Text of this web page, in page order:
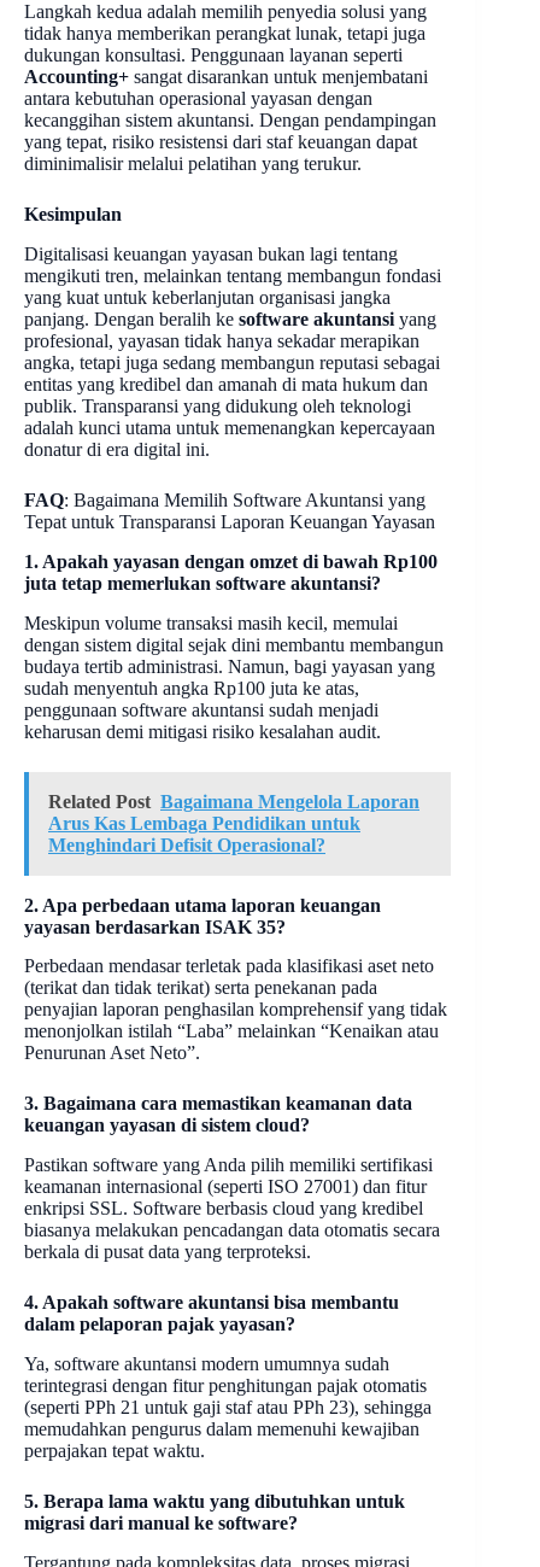
Langkah kedua adalah memilih penyedia solusi yang
tidak hanya memberikan perangkat lunak, tetapi juga
dukungan konsultasi. Penggunaan layanan seperti
Accounting+ sangat disarankan untuk menjembatani
antara kebutuhan operasional yayasan dengan
kecanggihan sistem akuntansi. Dengan pendampingan
yang tepat, risiko resistensi dari staf keuangan dapat
diminimalisir melalui pelatihan yang terukur.
Kesimpulan
Digitalisasi keuangan yayasan bukan lagi tentang
mengikuti tren, melainkan tentang membangun fondasi
yang kuat untuk keberlanjutan organisasi jangka
panjang. Dengan beralih ke software akuntansi yang
profesional, yayasan tidak hanya sekadar merapikan
angka, tetapi juga sedang membangun reputasi sebagai
entitas yang kredibel dan amanah di mata hukum dan
publik. Transparansi yang didukung oleh teknologi
adalah kunci utama untuk memenangkan kepercayaan
donatur di era digital ini.
FAQ: Bagaimana Memilih Software Akuntansi yang
Tepat untuk Transparansi Laporan Keuangan Yayasan
1. Apakah yayasan dengan omzet di bawah Rp100
juta tetap memerlukan software akuntansi?
Meskipun volume transaksi masih kecil, memulai
dengan sistem digital sejak dini membantu membangun
budaya tertib administrasi. Namun, bagi yayasan yang
sudah menyentuh angka Rp100 juta ke atas,
penggunaan software akuntansi sudah menjadi
keharusan demi mitigasi risiko kesalahan audit.
Related Post Bagaimana Mengelola Laporan
Arus Kas Lembaga Pendidikan untuk
Menghindari Defisit Operasional?
2. Apa perbedaan utama laporan keuangan
yayasan berdasarkan ISAK 35?
Perbedaan mendasar terletak pada klasifikasi aset neto
(terikat dan tidak terikat) serta penekanan pada
penyajian laporan penghasilan komprehensif yang tidak
menonjolkan istilah “Laba” melainkan “Kenaikan atau
Penurunan Aset Neto”.
3. Bagaimana cara memastikan keamanan data
keuangan yayasan di sistem cloud?
Pastikan software yang Anda pilih memiliki sertifikasi
keamanan internasional (seperti ISO 27001) dan fitur
enkripsi SSL. Software berbasis cloud yang kredibel
biasanya melakukan pencadangan data otomatis secara
berkala di pusat data yang terproteksi.
4. Apakah software akuntansi bisa membantu
dalam pelaporan pajak yayasan?
Ya, software akuntansi modern umumnya sudah
terintegrasi dengan fitur penghitungan pajak otomatis
(seperti PPh 21 untuk gaji staf atau PPh 23), sehingga
memudahkan pengurus dalam memenuhi kewajiban
perpajakan tepat waktu.
5. Berapa lama waktu yang dibutuhkan untuk
migrasi dari manual ke software?
Tergantung pada kompleksitas data, proses migrasi